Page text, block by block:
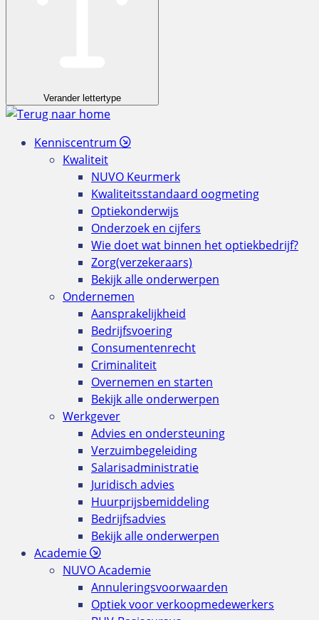
Verander lettertype
Kenniscentrum
Kwaliteit
NUVO Keurmerk
Kwaliteitsstandaard oogmeting
Optiekonderwijs
Onderzoek en cijfers
Wie doet wat binnen het optiekbedrijf?
Zorg(verzekeraars)
Bekijk alle onderwerpen
Ondernemen
Aansprakelijkheid
Bedrijfsvoering
Consumentenrecht
Criminaliteit
Overnemen en starten
Bekijk alle onderwerpen
Werkgever
Advies en ondersteuning
Verzuimbegeleiding
Salarisadministratie
Juridisch advies
Huurprijsbemiddeling
Bedrijfsadvies
Bekijk alle onderwerpen
Academie
NUVO Academie
Annuleringsvoorwaarden
Optiek voor verkoopmedewerkers